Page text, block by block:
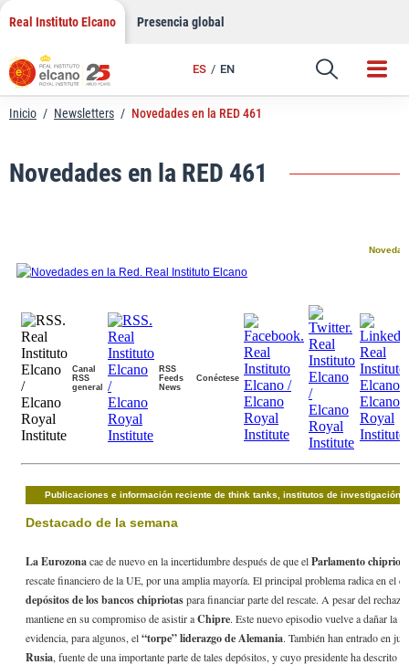
Saltar
contenido
Real Instituto Elcano Presencia global
ES EN
Enlace
Inicio / Newsletters / Novedades en la RED 461
Novedades en la RED 461